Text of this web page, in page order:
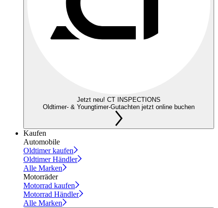
Jetzt neu! CT INSPECTIONS
Oldtimer- & Youngtimer-Gutachten jetzt online buchen
Kaufen
Automobile
Oldtimer kaufen
Oldtimer Händler
Alle Marken
Motorräder
Motorrad kaufen
Motorrad Händler
Alle Marken